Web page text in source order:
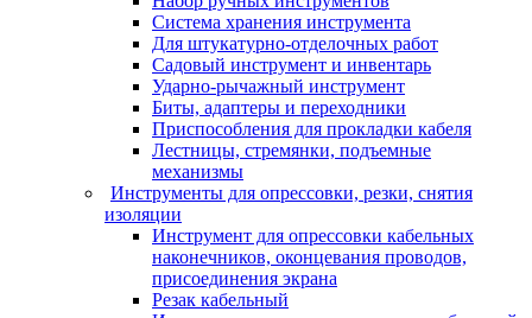
Система хранения инструмента
Для штукатурно-отделочных работ
Садовый инструмент и инвентарь
Ударно-рычажный инструмент
Биты, адаптеры и переходники
Приспособления для прокладки кабеля
Лестницы, стремянки, подъемные
механизмы
Инструменты для опрессовки, резки, снятия
изоляции
Инструмент для опрессовки кабельных
наконечников, оконцевания проводов,
присоединения экрана
Резак кабельный